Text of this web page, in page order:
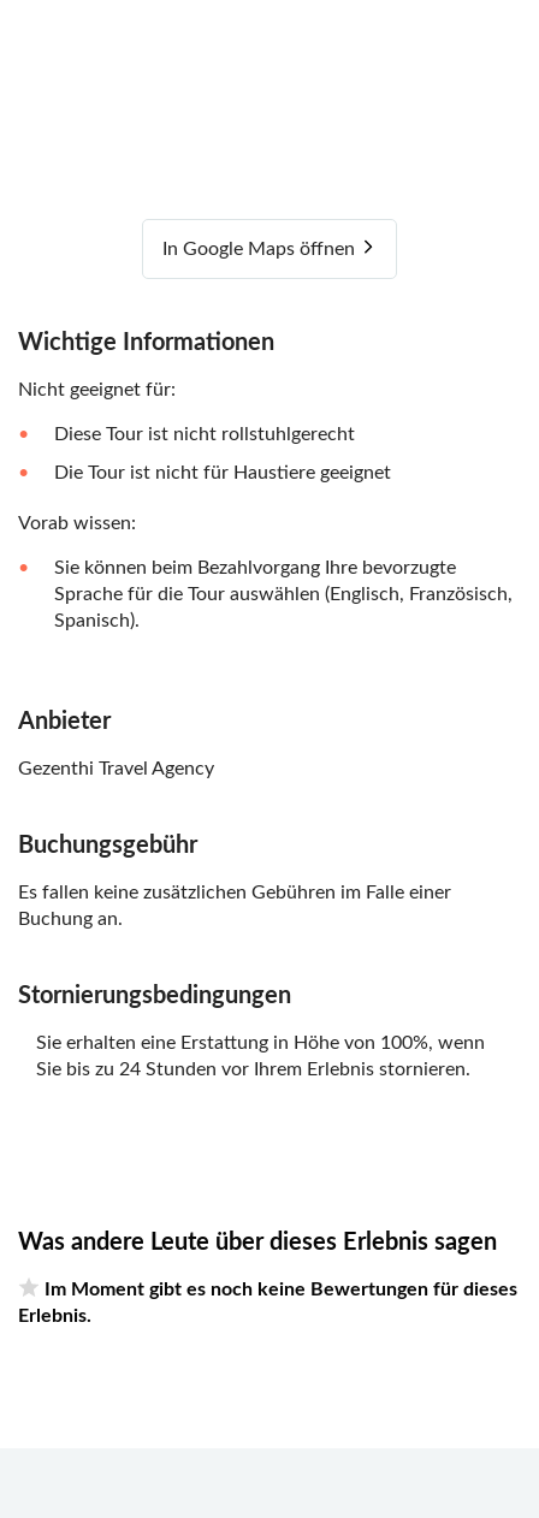
In Google Maps öffnen
Wichtige Informationen
Nicht geeignet für:
Diese Tour ist nicht rollstuhlgerecht
Die Tour ist nicht für Haustiere geeignet
Vorab wissen:
Sie können beim Bezahlvorgang Ihre bevorzugte
Sprache für die Tour auswählen (Englisch, Französisch,
Spanisch).
Anbieter
Gezenthi Travel Agency
Buchungsgebühr
Es fallen keine zusätzlichen Gebühren im Falle einer
Buchung an.
Stornierungsbedingungen
Sie erhalten eine Erstattung in Höhe von 100%, wenn
Sie bis zu 24 Stunden vor Ihrem Erlebnis stornieren.
Was andere Leute über dieses Erlebnis sagen
Im Moment gibt es noch keine Bewertungen für dieses
Erlebnis.